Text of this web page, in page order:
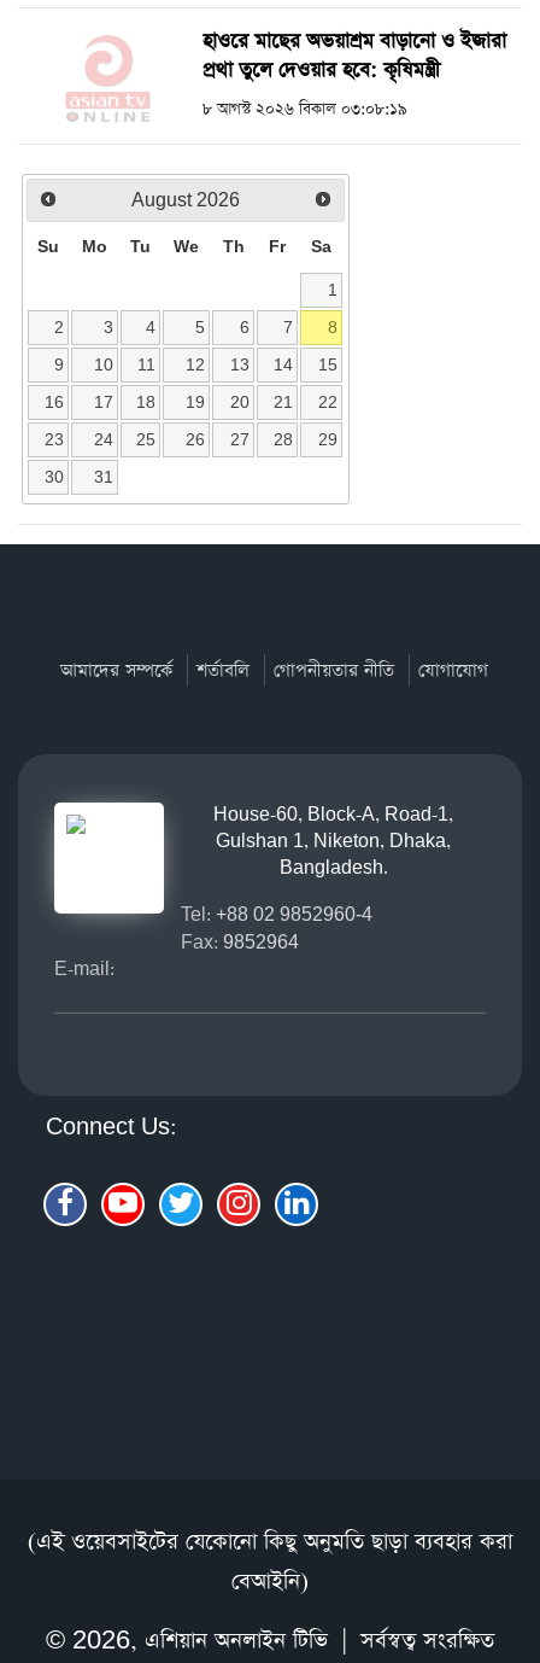
হাওরে মাছের অভয়াশ্রম বাড়ানো ও ইজারা
প্রথা তুলে দেওয়ার হবে: কৃষিমন্ত্রী
৮ আগস্ট ২০২৬ বিকাল ০৩:০৮:১৯
August 2026
Su Mo Tu We Th Fr Sa
1
2
3 4 5 6 7
8
9
10 11 12 13 14
15
16
17 18 19 20 21
22
23
24 25 26 27 28
29
30
31
আমাদের সম্পর্কে শর্তাবলি গোপনীয়তার নীতি যোগাযোগ
House-60, Block-A, Road-1,
Gulshan 1, Niketon, Dhaka,
Bangladesh.
Tel: +88 02 9852960-4
Fax: 9852964
E-mail:
Connect Us:
(এই ওয়েবসাইটের যেকোনো কিছু অনুমতি ছাড়া ব্যবহার করা
বেআইনি)
© 2026, এশিয়ান অনলাইন টিভি| সর্বস্বত্ব সংরক্ষিত